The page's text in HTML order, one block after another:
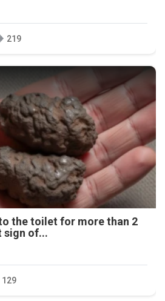
219
to the toilet for more than 2
sign of...
129